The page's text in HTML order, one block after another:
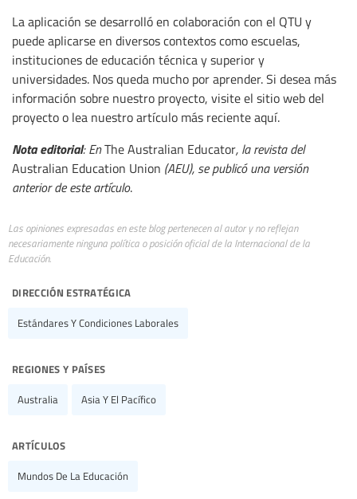
La aplicación se desarrolló en colaboración con el QTU y
puede aplicarse en diversos contextos como escuelas,
instituciones de educación técnica y superior y
universidades. Nos queda mucho por aprender. Si desea más
información sobre nuestro proyecto, visite el sitio web del
proyecto o lea nuestro artículo más reciente aquí.
Nota editorial: EnThe Australian Educator, la revista del
Australian Education Union (AEU), se publicó una versión
anterior de este artículo.
Las opiniones expresadas en este blog pertenecen al autor y no reflejan
necesariamente ninguna política o posición oficial de la Internacional de la
Educación.
dirección estratégica
Estándares Y Condiciones Laborales
regiones y países
Australia Asia Y El Pacífico
artículos
Mundos De La Educación